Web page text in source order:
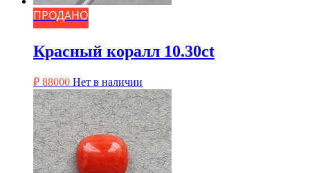
ПРОДАНО
Красный коралл 10.30ct
₽ 88000 Нет в наличии